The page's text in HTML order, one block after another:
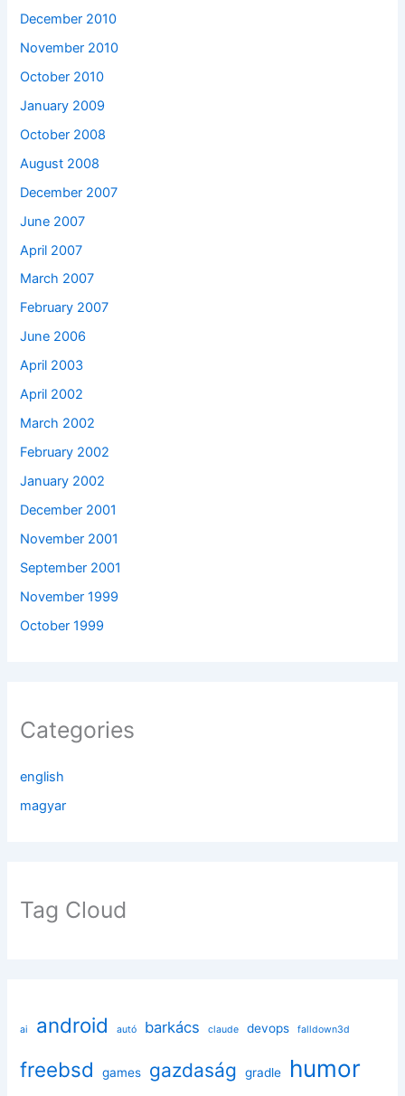
December 2010
November 2010
October 2010
January 2009
October 2008
August 2008
December 2007
June 2007
April 2007
March 2007
February 2007
June 2006
April 2003
April 2002
March 2002
February 2002
January 2002
December 2001
November 2001
September 2001
November 1999
October 1999
Categories
english
magyar
Tag Cloud
ai android autó barkács claude devops falldown3d
freebsd games gazdaság gradle humor